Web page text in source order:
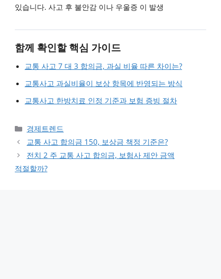
있습니다. 사고 후 불안감 이나 우울증 이 발생
함께 확인할 핵심 가이드
교통 사고 7 대 3 합의금, 과실 비율 따른 차이는?
교통사고 과실비율이 보상 항목에 반영되는 방식
교통사고 한방치료 인정 기준과 보험 증빙 절차
카테고리
경제트렌드
교통 사고 합의금 150, 보상금 책정 기준은?
전치 2 주 교통 사고 합의금, 보험사 제안 금액
적절할까?